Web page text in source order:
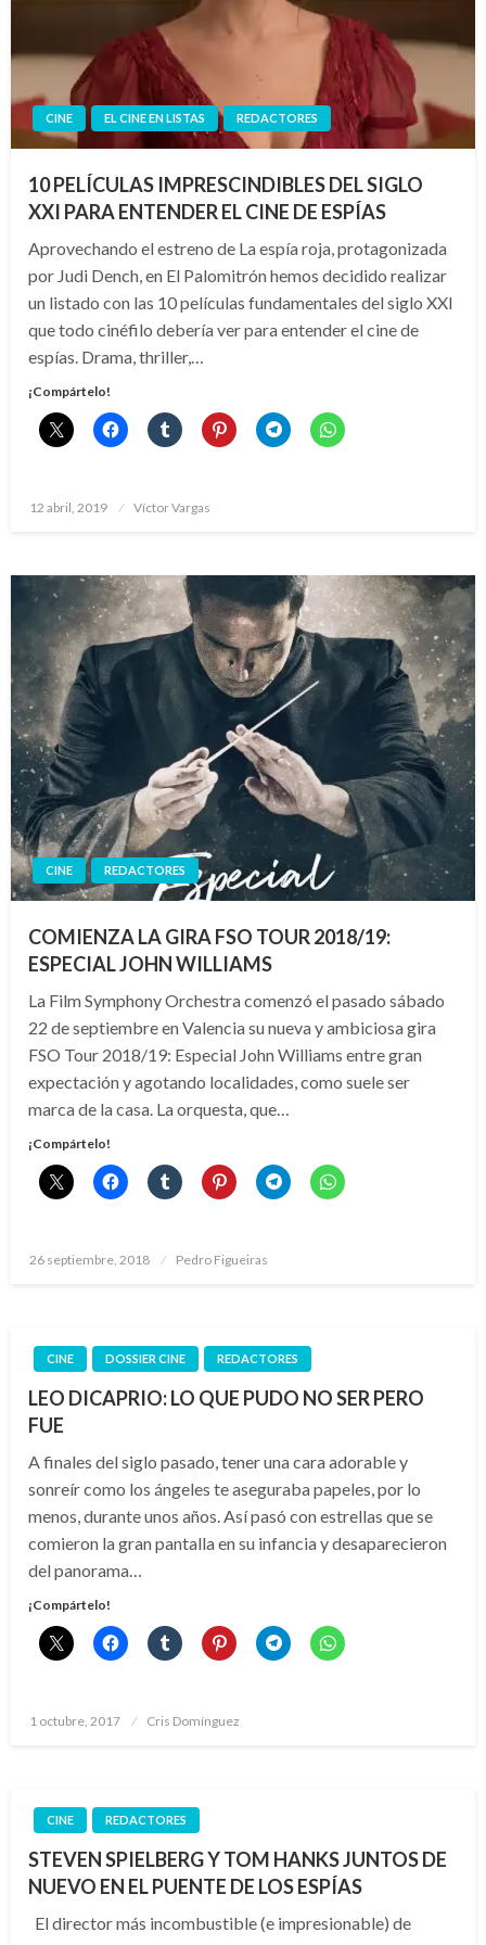
CINE EL CINE EN LISTAS REDACTORES
10 PELÍCULAS IMPRESCINDIBLES DEL SIGLO
XXI PARA ENTENDER EL CINE DE ESPÍAS
Aprovechando el estreno de La espía roja, protagonizada
por Judi Dench, en El Palomitrón hemos decidido realizar
un listado con las 10 películas fundamentales del siglo XXI
que todo cinéfilo debería ver para entender el cine de
espías. Drama, thriller,…
¡Compártelo!
Publicado
12 abril, 2019 Víctor Vargas
CINE REDACTORES
COMIENZA LA GIRA FSO TOUR 2018/19:
ESPECIAL JOHN WILLIAMS
La Film Symphony Orchestra comenzó el pasado sábado
22 de septiembre en Valencia su nueva y ambiciosa gira
FSO Tour 2018/19: Especial John Williams entre gran
expectación y agotando localidades, como suele ser
marca de la casa. La orquesta, que…
¡Compártelo!
Publicado
26 septiembre, 2018 Pedro Figueiras
CINE DOSSIER CINE REDACTORES
LEO DICAPRIO: LO QUE PUDO NO SER PERO
FUE
A finales del siglo pasado, tener una cara adorable y
sonreír como los ángeles te aseguraba papeles, por lo
menos, durante unos años. Así pasó con estrellas que se
comieron la gran pantalla en su infancia y desaparecieron
del panorama…
¡Compártelo!
Publicado
1 octubre, 2017 Cris Domínguez
CINE REDACTORES
STEVEN SPIELBERG Y TOM HANKS JUNTOS DE
NUEVO EN EL PUENTE DE LOS ESPÍAS
El director más incombustible (e impresionable) de